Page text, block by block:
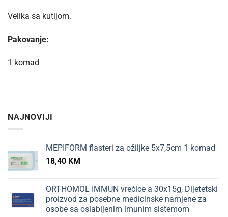
Velika sa kutijom.
Pakovanje:
1 komad
NAJNOVIJI
MEPIFORM flasteri za ožiljke 5x7,5cm 1 komad
18,40 KM
ORTHOMOL IMMUN vrećice a 30x15g, Dijetetski
proizvod za posebne medicinske namjene za
osobe sa oslabljenim imunim sistemom